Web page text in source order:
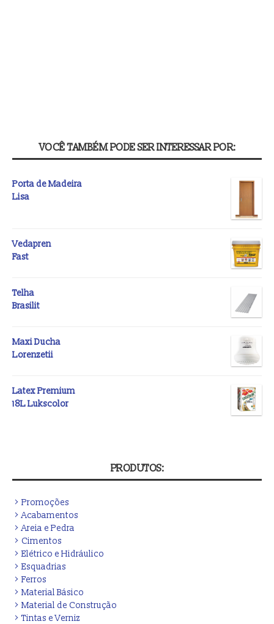
VOCÊ TAMBÉM PODE SER INTERESSAR POR:
Porta de Madeira
Lisa
Vedapren
Fast
Telha
Brasilit
Maxi Ducha
Lorenzetii
Latex Premium
18L Lukscolor
PRODUTOS:
Promoções
Acabamentos
Areia e Pedra
Cimentos
Elétrico e Hidráulico
Esquadrias
Ferros
Material Básico
Material de Construção
Tintas e Verniz